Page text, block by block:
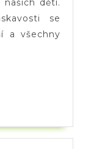
dětí.
se
a všechny